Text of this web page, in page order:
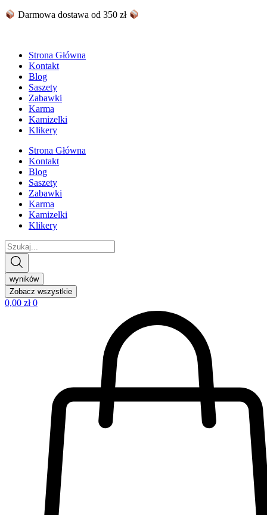
SkipDarmowa dostawa od 350 zł
Strona Główna
Kontakt
Blog
Saszety
Zabawki
Karma
Kamizelki
Klikery
Strona Główna
Kontakt
Blog
Saszety
Zabawki
Karma
Kamizelki
Klikery
Search
...
wyników
Zobacz wszystkie
0,00 zł 0